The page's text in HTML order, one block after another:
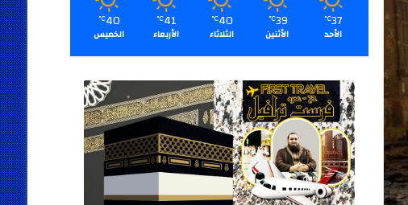
37
℃
الأحد
39
℃
الأثنين
40
℃
الثلاثاء
41
℃
الأربعاء
40
℃
الخميس